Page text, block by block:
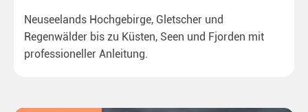
Neuseelands Hochgebirge, Gletscher und
Regenwälder bis zu Küsten, Seen und Fjorden mit
professioneller Anleitung.